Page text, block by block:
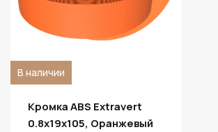
В наличии
Кромка ABS Extravert
0.8х19х105, Оранжевый